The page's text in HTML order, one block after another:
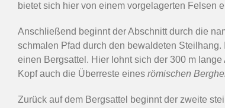
bietet sich hier von einem vorgelagerten Felsen
Anschließend beginnt der Abschnitt durch die
schmalen Pfad durch den bewaldeten
einen Bergsattel. Hier lohnt sich der 300 m
Kopf auch die Überreste eines römischen
Zurück auf dem Bergsattel beginnt der zweite